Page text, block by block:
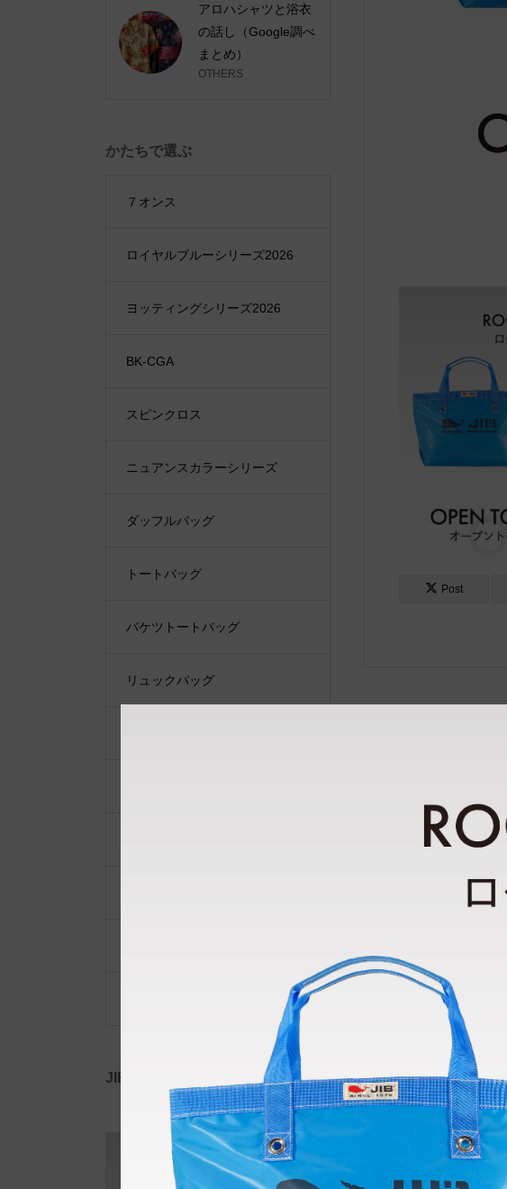
Post
アロハシャツと浴衣
の話し（Google調べ
まとめ）
OTHERS
かたちで選ぶ
７オンス
ロイヤルブルーシリーズ2026
ヨッティングシリーズ2026
BK-CGA
スピンクロス
ニュアンスカラーシリーズ
ダッフルバッグ
トートバッグ
バケツトートバッグ
リュックバッグ
JIB公式SNS